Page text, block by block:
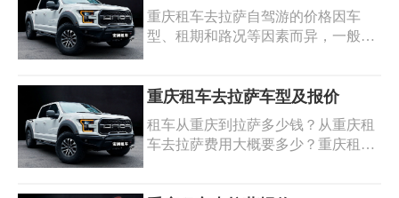
SUV，让您轻松开启冒险征程；重庆
租车越野车自驾，感受风驰电掣的激
持，租车手续简便快捷。现在就选择
我们，驾驶您心仪的 SUV
定。获取重庆丰田陆巡租车价格表，
欢迎到安润租车,您身边的出行专家!
揽胜、路虎极光、路虎卫士、路虎发
现、陆巡、霸道、坦克300、路虎揽
胜、路虎卫士、奔驰g等.
重庆租车去拉萨自驾游的价格因车
型、租期和路况等因素而异，一般会
1. 普通轿车约500-800元/天，总费用
车约700-1000元/天，总费用约为3500-
6000元左右;3. 越野房车约1000-2000
重庆租车去拉萨车型及报价
租车从重庆到拉萨多少钱？从重庆租
车去拉萨费用大概要多少？重庆租车